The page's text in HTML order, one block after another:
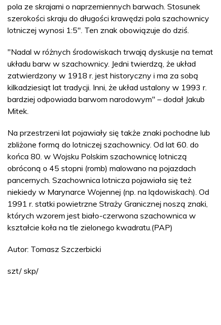
pola ze skrajami o naprzemiennych barwach. Stosunek
szerokości skraju do długości krawędzi pola szachownicy
lotniczej wynosi 1:5". Ten znak obowiązuje do dziś.
"Nadal w różnych środowiskach trwają dyskusje na temat
układu barw w szachownicy. Jedni twierdzą, że układ
zatwierdzony w 1918 r. jest historyczny i ma za sobą
kilkadziesiąt lat tradycji. Inni, że układ ustalony w 1993 r.
bardziej odpowiada barwom narodowym" – dodał Jakub
Mitek.
Na przestrzeni lat pojawiały się także znaki pochodne lub
zbliżone formą do lotniczej szachownicy. Od lat 60. do
końca 80. w Wojsku Polskim szachownicę lotniczą
obróconą o 45 stopni (romb) malowano na pojazdach
pancernych. Szachownica lotnicza pojawiała się też
niekiedy w Marynarce Wojennej (np. na lądowiskach). Od
1991 r. statki powietrzne Straży Granicznej noszą znaki,
których wzorem jest biało-czerwona szachownica w
kształcie koła na tle zielonego kwadratu.(PAP)
Autor: Tomasz Szczerbicki
szt/ skp/